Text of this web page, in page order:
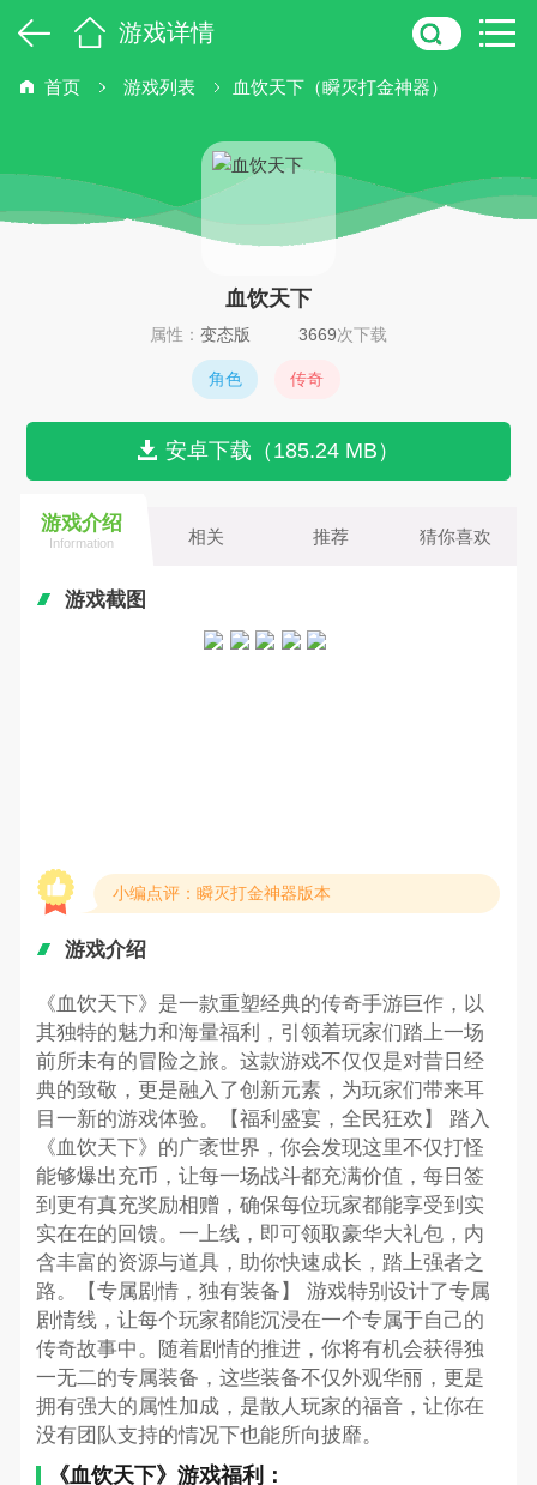
游戏详情
首页 游戏列表 血饮天下（瞬灭打金神器）
血饮天下
属性： 变态版 3669次下载
角色 传奇
安卓下载（185.24 MB）
游戏介绍
Information 相关 推荐 猜你喜欢
游戏截图
小编点评：瞬灭打金神器版本
游戏介绍
《血饮天下》是一款重塑经典的传奇手游巨作，以
其独特的魅力和海量福利，引领着玩家们踏上一场
前所未有的冒险之旅。这款游戏不仅仅是对昔日经
典的致敬，更是融入了创新元素，为玩家们带来耳
目一新的游戏体验。【福利盛宴，全民狂欢】 踏入
《血饮天下》的广袤世界，你会发现这里不仅打怪
能够爆出充币，让每一场战斗都充满价值，每日签
到更有真充奖励相赠，确保每位玩家都能享受到实
实在在的回馈。一上线，即可领取豪华大礼包，内
含丰富的资源与道具，助你快速成长，踏上强者之
路。【专属剧情，独有装备】 游戏特别设计了专属
剧情线，让每个玩家都能沉浸在一个专属于自己的
传奇故事中。随着剧情的推进，你将有机会获得独
一无二的专属装备，这些装备不仅外观华丽，更是
拥有强大的属性加成，是散人玩家的福音，让你在
没有团队支持的情况下也能所向披靡。
《血饮天下》游戏福利：